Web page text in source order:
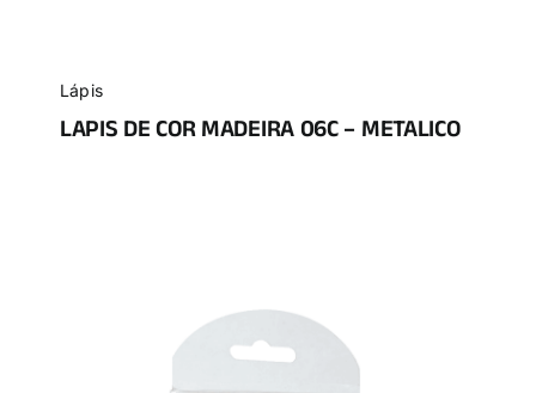
Lápis
LAPIS DE COR MADEIRA 06C – METALICO